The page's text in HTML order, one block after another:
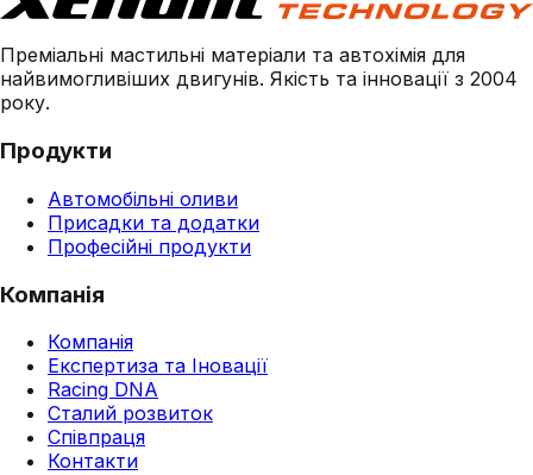
Преміальні мастильні матеріали та автохімія для
найвимогливіших двигунів. Якість та інновації з 2004
року.
Продукти
Автомобільні оливи
Присадки та додатки
Професійні продукти
Компанія
Компанія
Експертиза та Іновації
Racing DNA
Сталий розвиток
Співпраця
Контакти